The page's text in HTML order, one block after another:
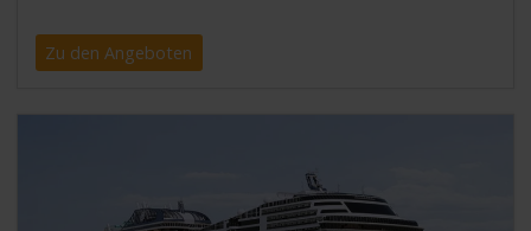
Zu den Angeboten